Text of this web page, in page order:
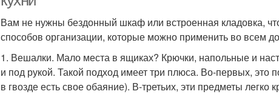
Вам не нужны бездонный шкаф или встроенная кладовка,
способов организации, которые можно применить во всем
1. Вешалки. Мало места в ящиках? Крючки, напольные и
и под рукой. Такой подход имеет три плюса. Во-первых, это
в гвозде есть свое обаяние). В-третьих, эти предметы легко